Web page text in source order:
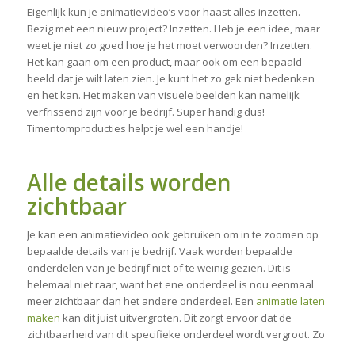
Eigenlijk kun je animatievideo’s voor haast alles inzetten.
Bezig met een nieuw project? Inzetten. Heb je een idee, maar
weet je niet zo goed hoe je het moet verwoorden? Inzetten.
Het kan gaan om een product, maar ook om een bepaald
beeld dat je wilt laten zien. Je kunt het zo gek niet bedenken
en het kan. Het maken van visuele beelden kan namelijk
verfrissend zijn voor je bedrijf. Super handig dus!
Timentomproducties helpt je wel een handje!
Alle details worden
zichtbaar
Je kan een animatievideo ook gebruiken om in te zoomen op
bepaalde details van je bedrijf. Vaak worden bepaalde
onderdelen van je bedrijf niet of te weinig gezien. Dit is
helemaal niet raar, want het ene onderdeel is nou eenmaal
meer zichtbaar dan het andere onderdeel. Een animatie laten
maken kan dit juist uitvergroten. Dit zorgt ervoor dat de
zichtbaarheid van dit specifieke onderdeel wordt vergroot. Zo